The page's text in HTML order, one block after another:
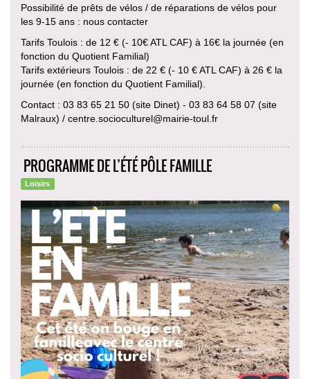
Possibilité de prêts de vélos / de réparations de vélos pour
les 9-15 ans : nous contacter
Tarifs Toulois : de 12 € (- 10€ ATL CAF) à 16€ la journée (en
fonction du Quotient Familial)
Tarifs extérieurs Toulois : de 22 € (- 10 € ATL CAF) à 26 € la
journée (en fonction du Quotient Familial).
Contact : 03 83 65 21 50 (site Dinet) - 03 83 64 58 07 (site
Malraux) / centre.socioculturel@mairie-toul.fr
PROGRAMME DE L’ÉTÉ PÔLE FAMILLE
Loisirs